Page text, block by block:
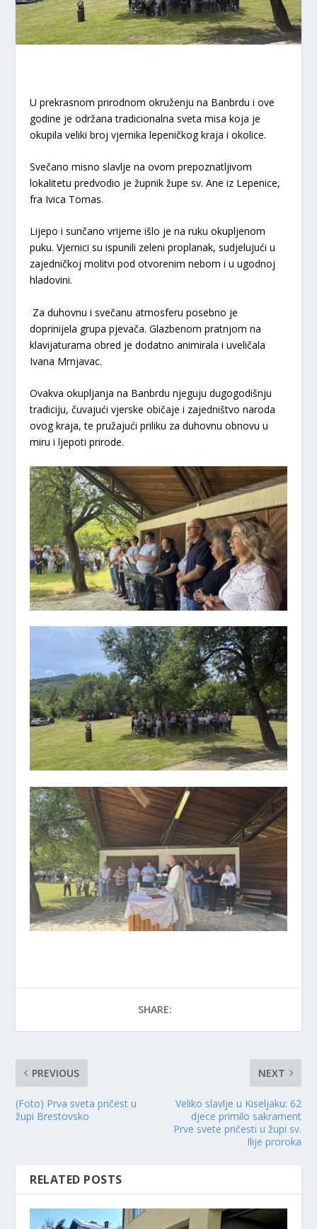
U prekrasnom prirodnom okruženju na Banbrdu i ove
godine je održana tradicionalna sveta misa koja je
okupila veliki broj vjernika lepeničkog kraja i okolice.
​Svečano misno slavlje na ovom prepoznatljivom
lokalitetu predvodio je župnik župe sv. Ane iz Lepenice,
fra Ivica Tomas.
​Lijepo i sunčano vrijeme išlo je na ruku okupljenom
puku. Vjernici su ispunili zeleni proplanak, sudjelujući u
zajedničkoj molitvi pod otvorenim nebom i u ugodnoj
hladovini.
​ Za duhovnu i svečanu atmosferu posebno je
doprinijela grupa pjevača. Glazbenom pratnjom na
klavijaturama obred je dodatno animirala i uveličala
Ivana Mrnjavac.
​Ovakva okupljanja na Banbrdu njeguju dugogodišnju
tradiciju, čuvajući vjerske običaje i zajedništvo naroda
ovog kraja, te pružajući priliku za duhovnu obnovu u
miru i ljepoti prirode.
SHARE:
PREVIOUS
(Foto) Prva sveta pričest u
župi Brestovsko
NEXT
Veliko slavlje u Kiseljaku: 62
djece primilo sakrament
Prve svete pričesti u župi sv.
Ilije proroka
RELATED POSTS